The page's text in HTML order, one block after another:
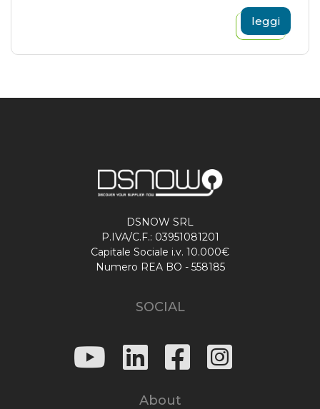
leggi
DSNOW SRL
P.IVA/C.F.: 03951081201
Capitale Sociale i.v. 10.000€
Numero REA BO - 558185
SOCIAL
About